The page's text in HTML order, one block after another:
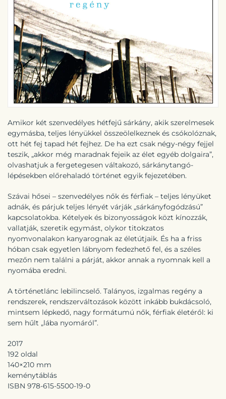
Amikor két szenvedélyes hétfejű sárkány, akik szerelmesek
egymásba, teljes lényükkel összeölelkeznek és csókolóznak,
ott hét fej tapad hét fejhez. De ha ezt csak négy-négy fejjel
teszik, „akkor még maradnak fejeik az élet egyéb dolgaira”,
olvashatjuk a fergetegesen váltakozó, sárkánytangó-
lépésekben előrehaladó történet egyik fejezetében.
Szávai hősei – szenvedélyes nők és férfiak – teljes lényüket
adnák, és párjuk teljes lényét várják „sárkányfogódzású”
kapcsolatokba. Kételyek és bizonyosságok közt kínozzák,
vallatják, szeretik egymást, olykor titokzatos
nyomvonalakon kanyarognak az életútjaik. És ha a friss
hóban csak egyetlen lábnyom fedezhető fel, és a széles
mezőn nem találni a párját, akkor annak a nyomnak kell a
nyomába eredni.
A történetlánc lebilincselő. Talányos, izgalmas regény a
rendszerek, rendszerváltozások között inkább bukdácsoló,
mintsem lépkedő, nagy formátumú nők, férfiak életéről: ki
sem hűlt „lába nyomáról”.
2017
192 oldal
140×210 mm
keménytáblás
ISBN 978-615-5500-19-0